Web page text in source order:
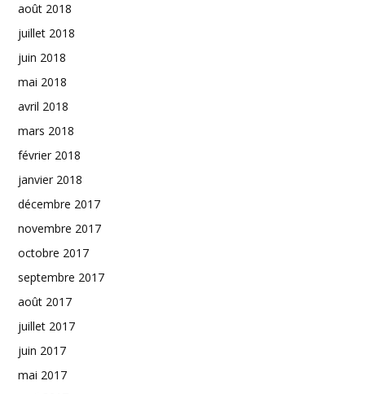
août 2018
juillet 2018
juin 2018
mai 2018
avril 2018
mars 2018
février 2018
janvier 2018
décembre 2017
novembre 2017
octobre 2017
septembre 2017
août 2017
juillet 2017
juin 2017
mai 2017